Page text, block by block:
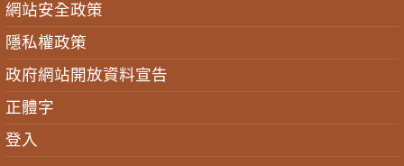
網站安全政策
隱私權政策
政府網站開放資料宣告
正體字
登入